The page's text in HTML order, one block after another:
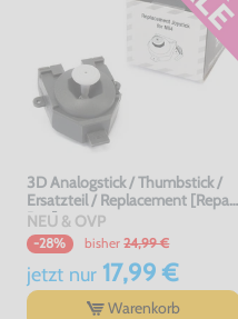
3D Analogstick / Thumbstick /
Ersatzteil / Replacement [Repair
Box]
NEU & OVP
-28% bisher 24,99 €
jetzt nur17,99 €
Warenkorb